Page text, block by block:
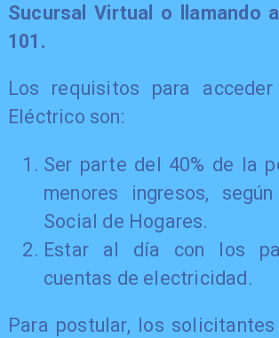
Sucursal Virtual o llamando
101.
Los requisitos para
Eléctrico son:
Ser parte del 40% de la
menores ingresos,
Social de Hogares.
Estar al día con los
cuentas de electricidad.
Para postular, los